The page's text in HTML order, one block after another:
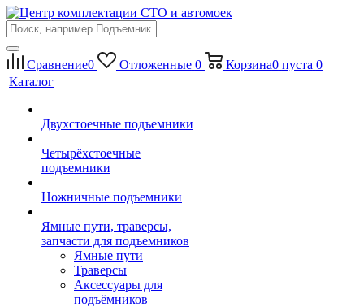
Сравнение0 Отложенные 0 Корзина0 пуста 0
Каталог
Двухстоечные подъемники
Четырёхстоечные
подъемники
Ножничные подъемники
Ямные пути, траверсы,
запчасти для подъемников
Ямные пути
Траверсы
Аксессуары для
подъёмников